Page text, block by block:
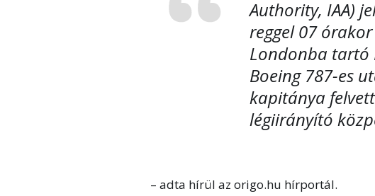
Authority, IAA)
reggel 07
Londonba tartó
Boeing 787-es
kapitánya
légiirányító
– adta hírül az origo.hu hírportál.